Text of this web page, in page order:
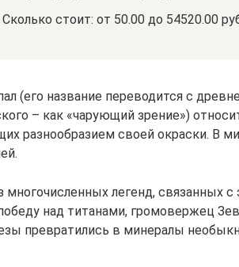
Сколько стоит: от 50.00 до 54520.00
(его название переводится с
– как «чарующий зрение»)
разнообразием своей окраски. В
многочисленных легенд, связанных
над титанами, громовержец
превратились в минералы